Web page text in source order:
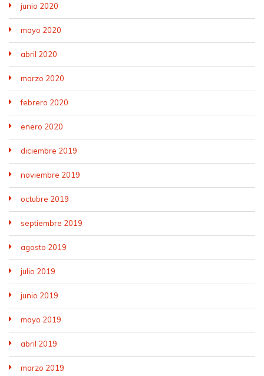
junio 2020
mayo 2020
abril 2020
marzo 2020
febrero 2020
enero 2020
diciembre 2019
noviembre 2019
octubre 2019
septiembre 2019
agosto 2019
julio 2019
junio 2019
mayo 2019
abril 2019
marzo 2019